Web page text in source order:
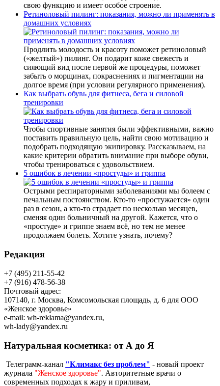
свою функцию и имеет особое строение.
Ретиноловый пилинг: показания, можно ли применять в
домашних условиях
Продлить молодость и красоту поможет ретиноловый
(«желтый») пилинг. Он подарит коже свежесть и
сияющий вид после первой же процедуры, поможет
забыть о морщинах, покраснениях и пигментации на
долгое время (при условии регулярного применения).
Как выбрать обувь для фитнеса, бега и силовой
тренировки
Чтобы спортивные занятия были эффективными, важно
поставить правильную цель, найти свою мотивацию и
подобрать подходящую экипировку. Рассказываем, на
какие критерии обратить внимание при выборе обуви,
чтобы тренироваться с удовольствием.
5 ошибок в лечении «простуды» и гриппа
Острыми респираторными заболеваниями мы болеем с
печальным постоянством. Кто-то «простужается» один
раз в сезон, а кто-то страдает по несколько месяцев,
сменяя один больничный на другой. Кажется, что о
«простуде» и гриппе знаем всё, но тем не менее
продолжаем болеть. Хотите узнать, почему?
Редакция
+7 (495) 211-55-42
+7 (916) 478-56-38
Почтовый адрес:
107140, г. Москва, Комсомольская площадь, д. 6 для ООО
«Женское здоровье»
e-mail: wh-reklama@yandex.ru,
wh-lady@yandex.ru
Натуральная косметика: от А до Я
Телеграмм-канал "Климакс без проблем" - новый проект
журнала "Женское здоровье". Авторитетные врачи о
современных подходах к жару и приливам,